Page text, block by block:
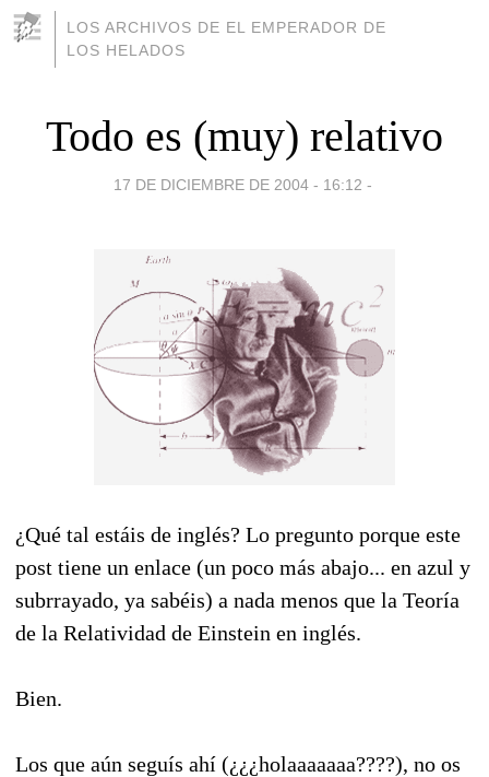
LOS ARCHIVOS DE EL EMPERADOR DE
LOS HELADOS
Todo es (muy) relativo
17 DE DICIEMBRE DE 2004 - 16:12 -
¿Qué tal estáis de inglés? Lo pregunto porque este
post tiene un enlace (un poco más abajo... en azul y
subrrayado, ya sabéis) a nada menos que la Teoría
de la Relatividad de Einstein en inglés.
Bien.
Los que aún seguís ahí (¿¿¿holaaaaaaa????), no os